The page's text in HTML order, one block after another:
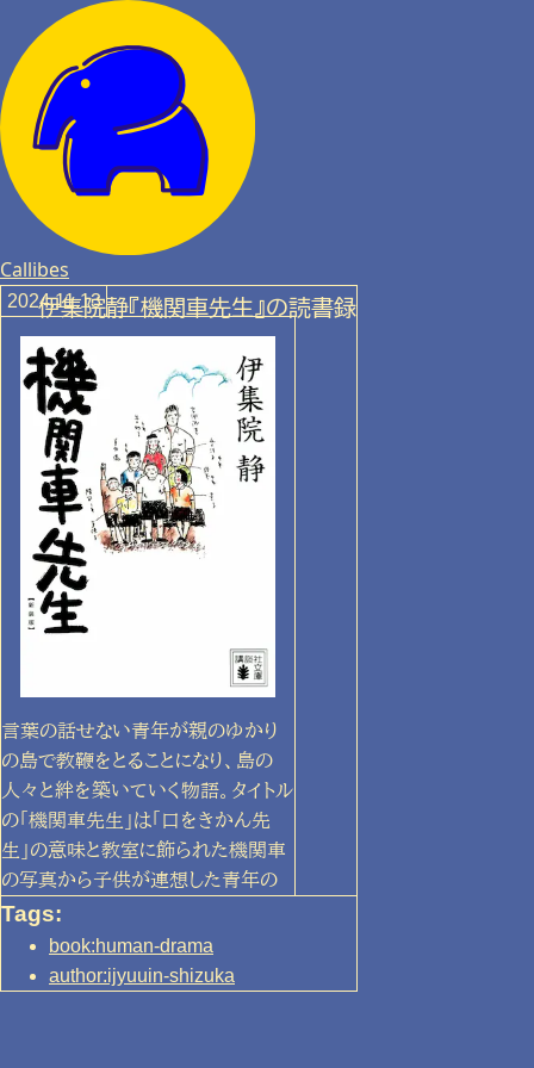
Callibes
2024.11.13
伊集院静『機関車先生』の読書録
言葉の話せない青年が親のゆかり
の島で教鞭をとることになり、島の
人々と絆を築いていく物語。タイトル
の「機関車先生」は「口をきかん先
生」の意味と教室に飾られた機関車
の写真から子供が連想した青年の
あだ名。文...
Tags:
book:human-drama
author:ijyuuin-shizuka